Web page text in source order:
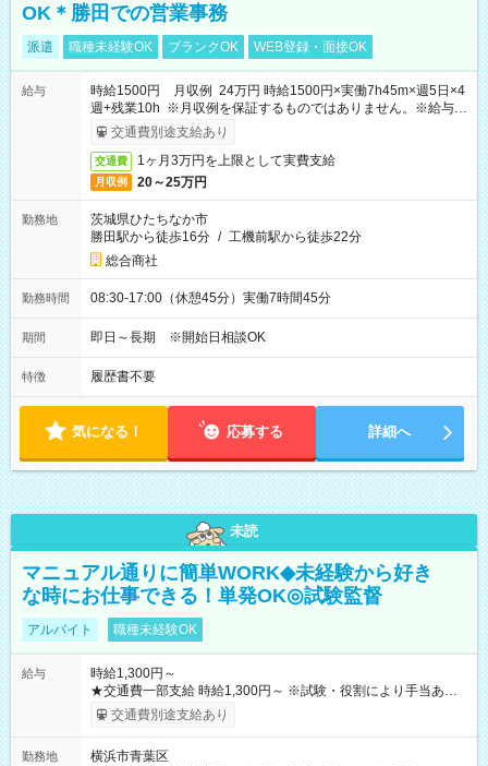
OK＊勝田での営業事務
派遣 職種未経験OK ブランクOK WEB登録・面接OK
給与
時給1500円 月収例 24万円 時給1500円×実働7h45m×週5日×4
週+残業10h ※月収例を保証するものではありません。※給与即
受取りサービス利用可（利用条件有）
交通費別途支給あり
交通費 1ヶ月3万円を上限として実費支給
月収例 20～25万円
勤務地
茨城県ひたちなか市
勝田駅から徒歩16分 / 工機前駅から徒歩22分
総合商社
勤務時間 08:30-17:00（休憩45分）実働7時間45分
期間 即日～長期 ※開始日相談OK
特徴 履歴書不要
気になる！ 応募する 詳細へ
未読
マニュアル通りに簡単WORK◆未経験から好き
な時にお仕事できる！単発OK◎試験監督
アルバイト 職種未経験OK
給与
時給1,300円～
★交通費一部支給 時給1,300円～ ※試験・役割により手当あり
※勤務回数により昇給あり 【即給（前払い）オプションあ
り！】 希望される場合、勤務から1週間ほどで給与の一部を受け
例】 ・河合塾模擬試験 8:30～17:30（休憩1時間） 時給1,300円
交通費別途支給あり
勤務地
横浜市青葉区